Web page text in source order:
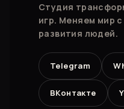
Студия
игр. Меняем мир
развития людей.
Telegram
ВКонтакте